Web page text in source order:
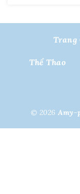
Trang
Thể Thao
© 2026 Amy-